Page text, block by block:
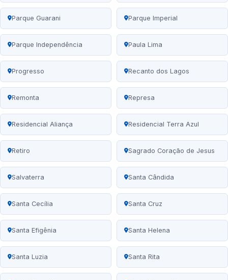
Parque Guarani Parque Imperial
Parque Independência Paula Lima
Progresso Recanto dos Lagos
Remonta Represa
Residencial Aliança Residencial Terra Azul
Retiro Sagrado Coração de Jesus
Salvaterra Santa Cândida
Santa Cecília Santa Cruz
Santa Efigênia Santa Helena
Santa Luzia Santa Rita